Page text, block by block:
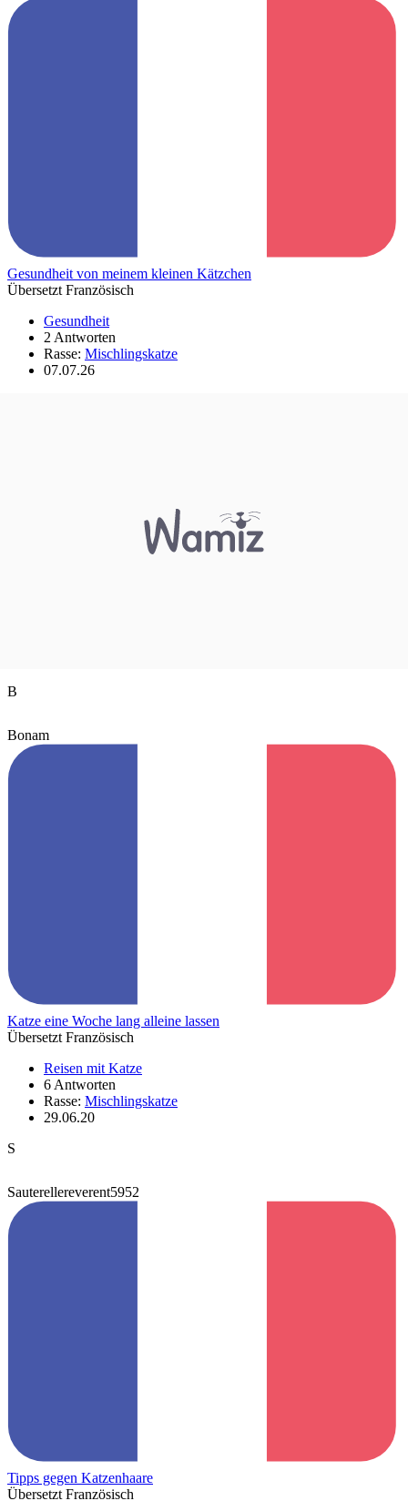
Gesundheit von meinem kleinen Kätzchen
Übersetzt Französisch
Gesundheit
2 Antworten
Rasse: Mischlingskatze
07.07.26
B
Bonam
Katze eine Woche lang alleine lassen
Übersetzt Französisch
Reisen mit Katze
6 Antworten
Rasse: Mischlingskatze
29.06.20
S
Sauterellereverent5952
Tipps gegen Katzenhaare
Übersetzt Französisch